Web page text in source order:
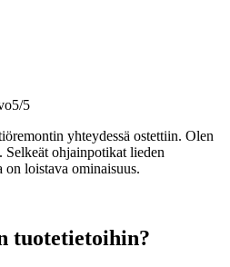
5/5
yhteydessä ostettiin. Olen
ohjainpotikat lieden
on loistava ominaisuus.
tuotetietoihin?